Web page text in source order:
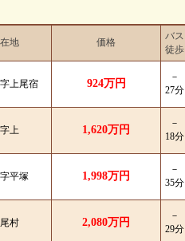
地 価格
バス
徒歩
上尾宿 924万円
－
27分
上 1,620万円
－
18分
平塚 1,998万円
－
35分
村 2,080万円
－
29分